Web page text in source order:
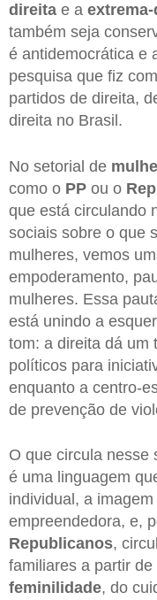
direita e a
também seja
é antidemocrática e
pesquisa que fiz
partidos de direita,
direita no Brasil.
No setorial de
como o PP ou o
que está circulando
sociais sobre o que
mulheres, vemos
empoderamento,
mulheres. Essa
está unindo a
tom: a direita dá um
políticos para
enquanto a centro-
de prevenção de
O que circula nesse
é uma linguagem
individual, a
empreendedora, e,
Republicanos,
familiares a partir
feminilidade, do